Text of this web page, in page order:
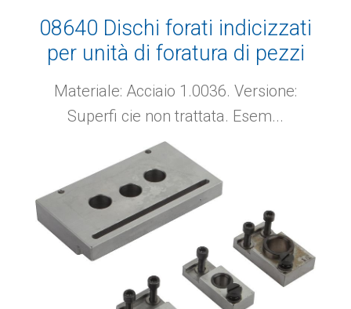
08640 Dischi forati indicizzati
per unità di foratura di pezzi
cilindrici
Materiale: Acciaio 1.0036. Versione:
Superfi cie non trattata. Esem...